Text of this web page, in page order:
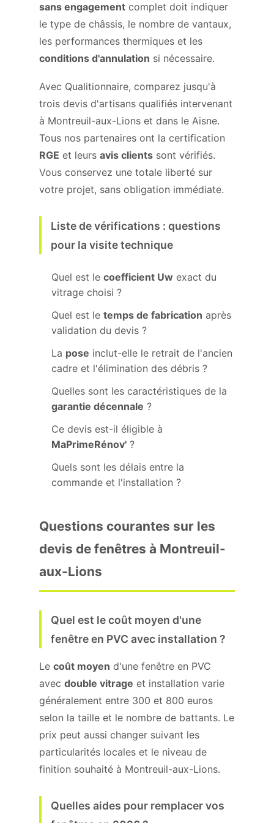
sans engagement complet doit indiquer
le type de châssis, le nombre de vantaux,
les performances thermiques et les
conditions d'annulation si nécessaire.
Avec Qualitionnaire, comparez jusqu'à
trois devis d'artisans qualifiés intervenant
à Montreuil-aux-Lions et dans le Aisne.
Tous nos partenaires ont la certification
RGE et leurs avis clients sont vérifiés.
Vous conservez une totale liberté sur
votre projet, sans obligation immédiate.
Liste de vérifications : questions
pour la visite technique
Quel est le coefficient Uw exact du
vitrage choisi ?
Quel est le temps de fabrication après
validation du devis ?
La pose inclut-elle le retrait de l'ancien
cadre et l'élimination des débris ?
Quelles sont les caractéristiques de la
garantie décennale ?
Ce devis est-il éligible à
MaPrimeRénov' ?
Quels sont les délais entre la
commande et l'installation ?
Questions courantes sur les
devis de fenêtres à Montreuil-
aux-Lions
Quel est le coût moyen d'une
fenêtre en PVC avec installation ?
Le coût moyen d'une fenêtre en PVC
avec double vitrage et installation varie
généralement entre 300 et 800 euros
selon la taille et le nombre de battants. Le
prix peut aussi changer suivant les
particularités locales et le niveau de
finition souhaité à Montreuil-aux-Lions.
Quelles aides pour remplacer vos